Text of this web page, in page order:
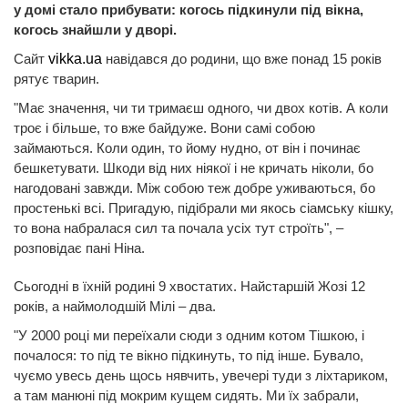
у домі стало прибувати: когось підкинули під вікна,
когось знайшли у дворі.
Сайт vikka.ua навідався до родини, що вже понад 15 років
рятує тварин.
"Має значення, чи ти тримаєш одного, чи двох котів. А коли
троє і більше, то вже байдуже. Вони самі собою
займаються. Коли один, то йому нудно, от він і починає
бешкетувати. Шкоди від них ніякої і не кричать ніколи, бо
нагодовані завжди. Між собою теж добре уживаються, бо
простенькі всі. Пригадую, підібрали ми якось сіамську кішку,
то вона набралася сил та почала усіх тут строїть", –
розповідає пані Ніна.
Сьогодні в їхній родині 9 хвостатих. Найстаршій Жозі 12
років, а наймолодшій Мілі – два.
"У 2000 році ми переїхали сюди з одним котом Тішкою, і
почалося: то під те вікно підкинуть, то під інше. Бувало,
чуємо увесь день щось нявчить, увечері туди з ліхтариком,
а там манюні під мокрим кущем сидять. Ми їх забрали,